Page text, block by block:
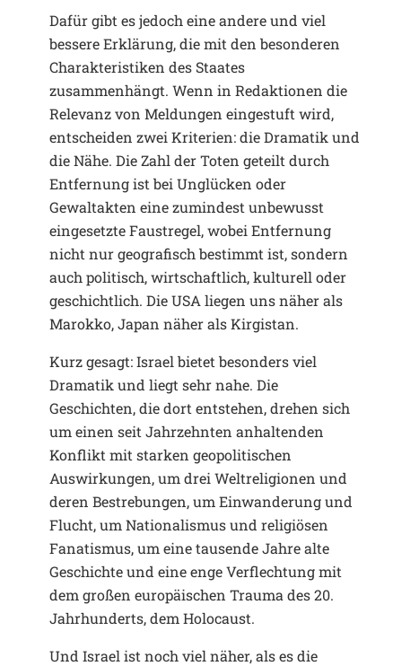
Dafür gibt es jedoch eine andere und viel
bessere Erklärung, die mit den besonderen
Charakteristiken des Staates
zusammenhängt. Wenn in Redaktionen die
Relevanz von Meldungen eingestuft wird,
entscheiden zwei Kriterien: die Dramatik und
die Nähe. Die Zahl der Toten geteilt durch
Entfernung ist bei Unglücken oder
Gewaltakten eine zumindest unbewusst
eingesetzte Faustregel, wobei Entfernung
nicht nur geografisch bestimmt ist, sondern
auch politisch, wirtschaftlich, kulturell oder
geschichtlich. Die USA liegen uns näher als
Marokko, Japan näher als Kirgistan.
Kurz gesagt: Israel bietet besonders viel
Dramatik und liegt sehr nahe. Die
Geschichten, die dort entstehen, drehen sich
um einen seit Jahrzehnten anhaltenden
Konflikt mit starken geopolitischen
Auswirkungen, um drei Weltreligionen und
deren Bestrebungen, um Einwanderung und
Flucht, um Nationalismus und religiösen
Fanatismus, um eine tausende Jahre alte
Geschichte und eine enge Verflechtung mit
dem großen europäischen Trauma des 20.
Jahrhunderts, dem Holocaust.
Und Israel ist noch viel näher, als es die